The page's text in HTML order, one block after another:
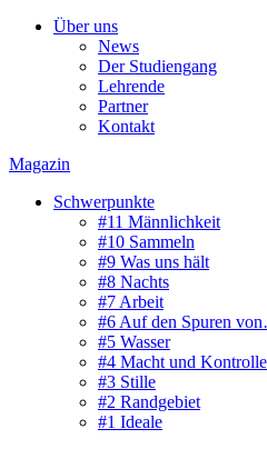
Über uns
News
Der Studiengang
Lehrende
Partner
Kontakt
Magazin
Schwerpunkte
#11 Männlichkeit
#10 Sammeln
#9 Was uns hält
#8 Nachts
#7 Arbeit
#6 Auf den Spuren
#5 Wasser
#4 Macht und Kontrolle
#3 Stille
#2 Randgebiet
#1 Ideale